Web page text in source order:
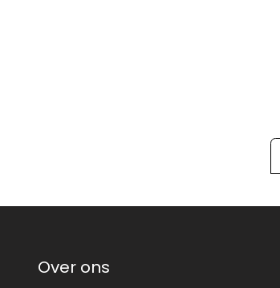
Over ons